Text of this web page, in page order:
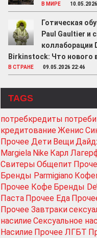
В МИРЕ
Готическая
Paul Gaultier и
коллаборации
Birkinstock: Что нового
В СТРАНЕ 09.05.2026 22:46
TAGS
потребкредиты
кредитованиеЖенис
Прочее Дети Вещи
Margiela Nike Карл
Свитеры Общепит
Бренды Parmigiano
Прочее Кофе Бренды
Паста Прочее Еда
Прочее Завтраки
насилиеСексуальное
Насилие Прочее ЛГБТ